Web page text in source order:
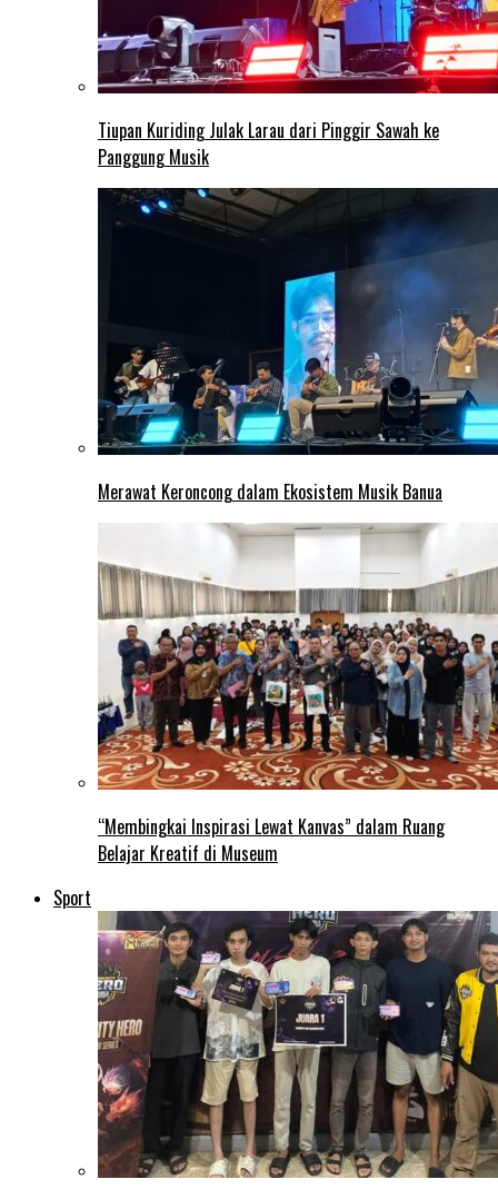
Tiupan Kuriding Julak Larau dari Pinggir Sawah ke
Panggung Musik
Merawat Keroncong dalam Ekosistem Musik Banua
“Membingkai Inspirasi Lewat Kanvas” dalam Ruang
Belajar Kreatif di Museum
Sport